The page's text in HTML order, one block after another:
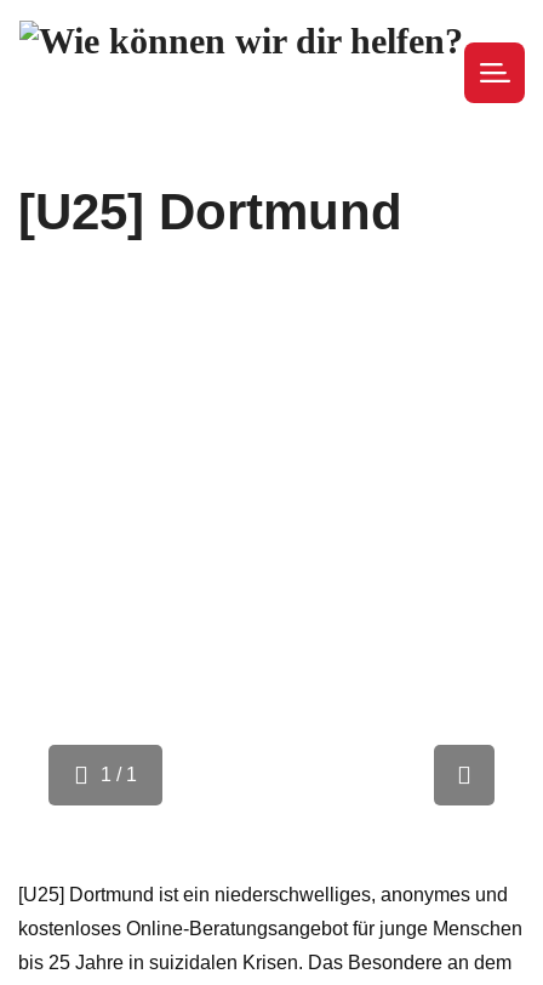
[U25] Dortmund
1 / 1
[U25] Dortmund ist ein niederschwelliges, anonymes und
kostenloses Online-Beratungsangebot für junge Menschen
bis 25 Jahre in suizidalen Krisen. Das Besondere an dem